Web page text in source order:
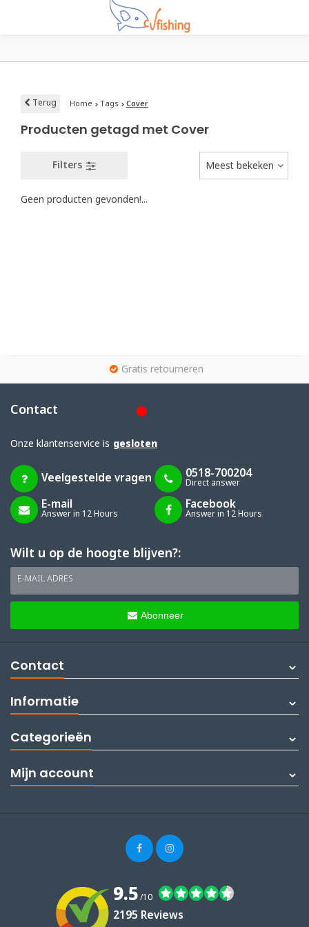
Terug Home Tags Cover
Producten getagd met Cover
Filters Meest bekeken
Geen producten gevonden!...
Gratis retourneren
Contact
Onze klantenservice is gesloten
Veelgestelde vragen 0518-700204
Direct answer
E-mail
Answer in 12 Hours
Facebook
Answer in 12 Hours
Wilt u op de hoogte blijven?:
E-MAIL ADRES
Abonneer
Contact
Informatie
Categorieën
Mijn account
9.5/10
2195 Reviews